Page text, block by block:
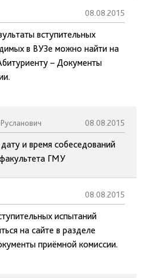
08.08.2015
вступительных
в ВУЗе можно найти на
– Документы
08.08.2015
и время собеседований
ГМУ
08.08.2015
испытаний
на сайте в разделе
приёмной комиссии.